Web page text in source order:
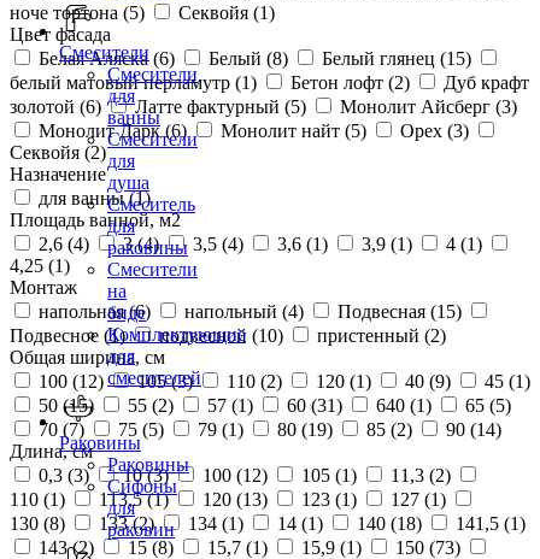
Смесители
Смесители
для
ванны
Смесители
для
душа
Смеситель
для
раковины
Смесители
на
биде
Комплектующие
для
смесителей
Раковины
Раковины
Сифоны
для
раковин
ноче тортона (5) Секвойя (1)
Цвет фасада
Белая Аляска (6) Белый (8) Белый глянец (15)
белый матовый перламутр (1) Бетон лофт (2)
Дуб крафт
золотой (6) Латте фактурный (5) Монолит Айсберг (3)
Монолит Дарк (6) Монолит найт (5) Орех (3)
Секвойя (2)
Назначение
для ванны (1)
Площадь ванной, м2
2,6 (4) 3 (4) 3,5 (4) 3,6 (1) 3,9 (1) 4 (1)
4,25 (1)
Монтаж
напольная (6) напольный (4) Подвесная (15)
Подвесное (1) подвесной (10) пристенный (2)
Общая ширина, см
100 (12) 105 (3) 110 (2) 120 (1) 40 (9) 45 (1)
50 (15) 55 (2) 57 (1) 60 (31) 640 (1) 65 (5)
70 (7) 75 (5) 79 (1) 80 (19) 85 (2) 90 (14)
Длина, см
0,3 (3) 10 (3) 100 (12) 105 (1) 11,3 (2)
110 (1) 113,5 (1) 120 (13) 123 (1) 127 (1)
130 (8) 133 (2) 134 (1) 14 (1) 140 (18) 141,5 (1)
143 (2) 15 (8) 15,7 (1) 15,9 (1) 150 (73)